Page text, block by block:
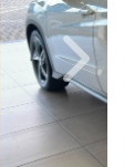
Next